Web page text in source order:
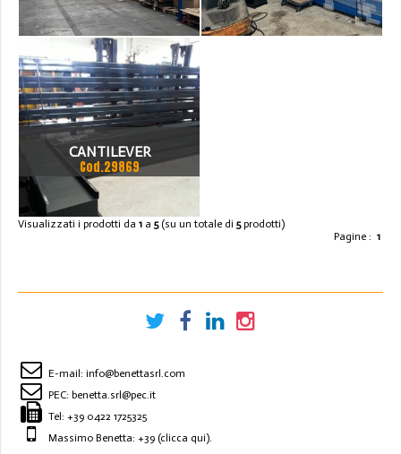
CANTILEVER
Cod.29869
Visualizzati i prodotti da 1 a 5(su un totale di 5prodotti)
Pagine : 1
E-mail: info@benettasrl.com
PEC: benetta.srl@pec.it
Tel: +39 0422 1725325
Massimo Benetta: +39 (clicca qui).